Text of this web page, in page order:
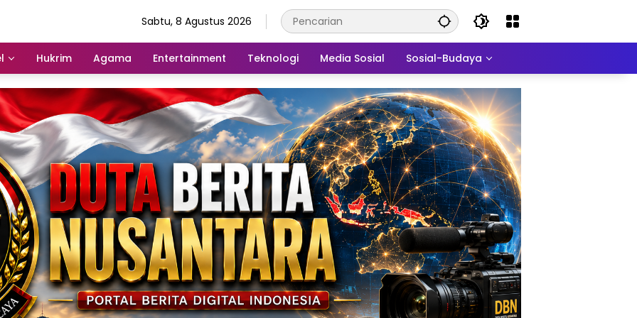
Sabtu, 8 Agustus 2026
Hukrim Agama Entertainment Teknologi Media Sosial Sosial-Budaya